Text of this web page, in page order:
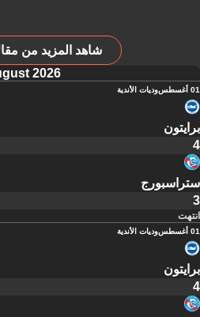
شاهد المزيد من
2026
01 أغسطس وديات الأندية
برايتون
4
ستراسبورج
3
انتهت
01 أغسطس وديات الأندية
برايتون
4